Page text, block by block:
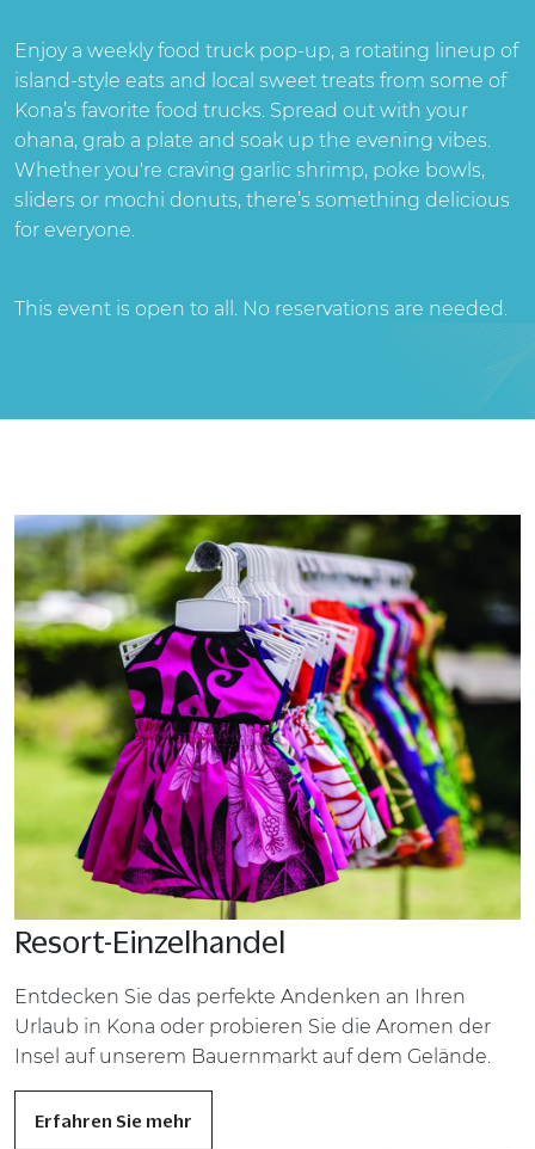
Enjoy a weekly food truck pop-up, a rotating lineup of
island-style eats and local sweet treats from some of
Kona’s favorite food trucks. Spread out with your
ohana, grab a plate and soak up the evening vibes.
Whether you're craving garlic shrimp, poke bowls,
sliders or mochi donuts, there’s something delicious
for everyone.
This event is open to all. No reservations are needed.
Resort-Einzelhandel
Entdecken Sie das perfekte Andenken an Ihren
Urlaub in Kona oder probieren Sie die Aromen der
Insel auf unserem Bauernmarkt auf dem Gelände.
Erfahren Sie mehr